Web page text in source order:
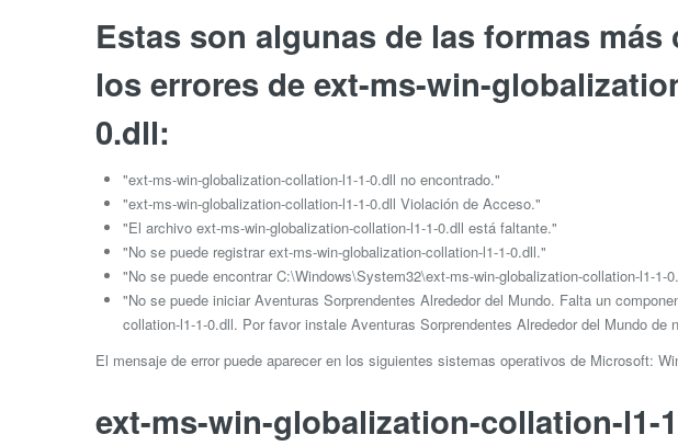
Estas son algunas de las formas más
los errores de ext-ms-win-
0.dll:
"ext-ms-win-globalization-collation-l1-1-0.dll no encontrado."
"ext-ms-win-globalization-collation-l1-1-0.dll Violación de Acceso."
"El archivo ext-ms-win-globalization-collation-l1-1-0.dll está faltante."
"No se puede registrar ext-ms-win-globalization-collation-l1-1-0.dll."
"No se puede encontrar C:\Windows\System32\ext-ms-win-globalization-collation-l1-1-
"No se puede iniciar Aventuras Sorprendentes Alrededor del Mundo. Falta un
collation-l1-1-0.dll. Por favor instale Aventuras Sorprendentes Alrededor del Mundo de
El mensaje de error puede aparecer en los siguientes sistemas operativos de Microsoft:
ext-ms-win-globalization-collation-l1-